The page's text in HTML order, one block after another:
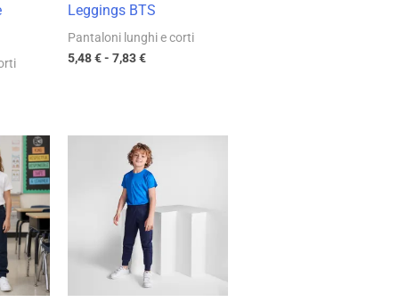
Leggings BTS
Pantaloni lunghi e corti
5,48€- 7,83€
€
11,42 €